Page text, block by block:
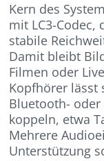
Kern des
mit LC3-Codec,
stabile
Damit bleibt
Filmen oder
Kopfhörer lässt
Bluetooth- oder
koppeln, etwa
Mehrere
Unterstützung